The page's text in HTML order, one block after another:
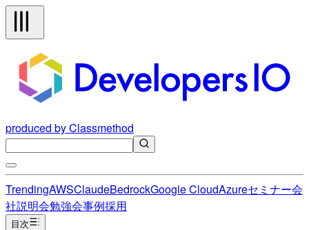
produced by Classmethod
TrendingAWSClaudeBedrockGoogle CloudAzureセミナー会
社説明会勉強会事例採用
目次